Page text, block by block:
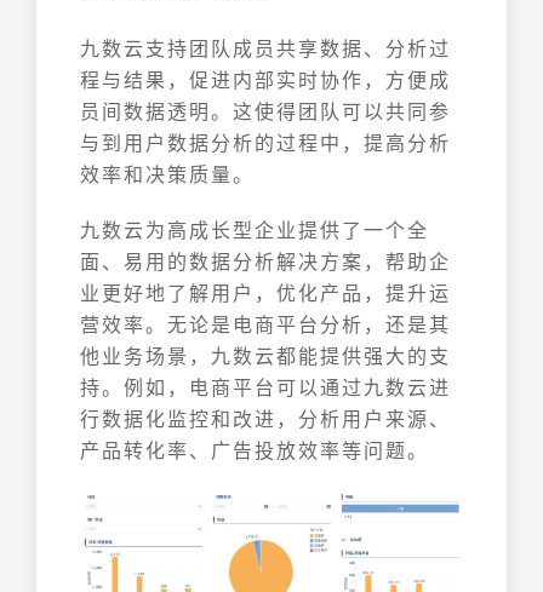
九数云支持团队成员共享数据、分析过
程与结果，促进内部实时协作，方便成
员间数据透明。这使得团队可以共同参
与到用户数据分析的过程中，提高分析
效率和决策质量。
九数云为高成长型企业提供了一个全
面、易用的数据分析解决方案，帮助企
业更好地了解用户，优化产品，提升运
营效率。无论是电商平台分析，还是其
他业务场景，九数云都能提供强大的支
持。例如，电商平台可以通过九数云进
行数据化监控和改进，分析用户来源、
产品转化率、广告投放效率等问题。